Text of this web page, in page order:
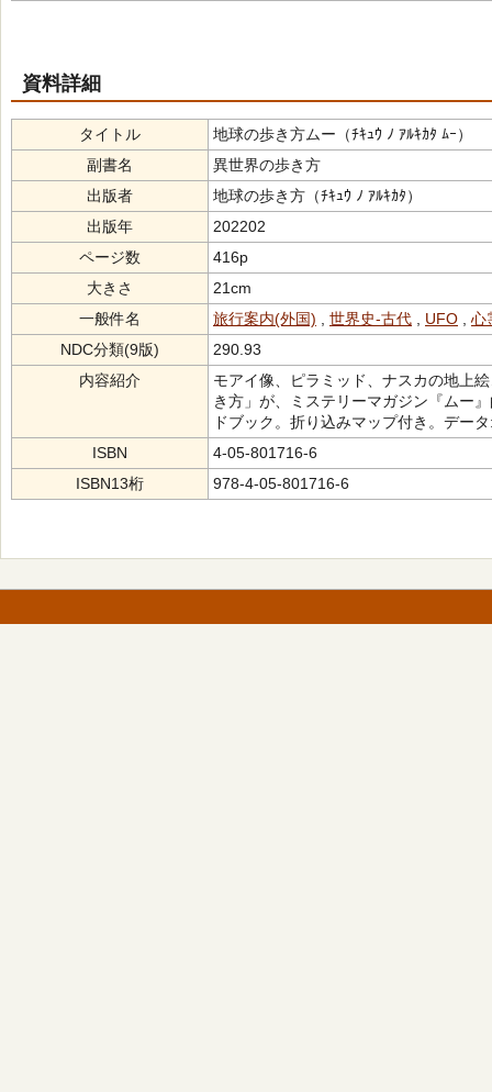
資料詳細
タイトル
地球の歩き方ムー（ﾁｷｭｳ ﾉ ｱﾙｷｶﾀ ﾑｰ）
副書名
異世界の歩き方
出版者
地球の歩き方（ﾁｷｭｳ ﾉ ｱﾙｷｶﾀ）
出版年
202202
ページ数
416p
大きさ
21cm
一般件名
旅行案内(外国) 世界史-古代 UFO
心
NDC分類(9版)
290.93
内容紹介
モアイ像、ピラミッド、ナスカの地上
き方」が、ミステリーマガジン『ムー
ドブック。折り込みマップ付き。デー
ISBN
4-05-801716-6
ISBN13桁
978-4-05-801716-6